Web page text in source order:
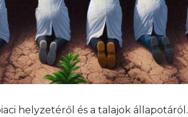
helyzetéről és a talajok állapotáról.